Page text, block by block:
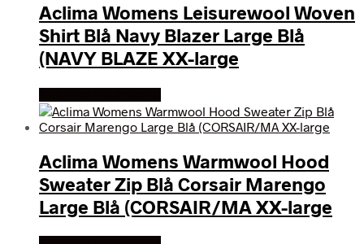
Aclima Womens Leisurewool Woven
Shirt Blå Navy Blazer Large Blå
(NAVY BLAZE XX-large
Aclima Womens Warmwool Hood
Sweater Zip Blå Corsair Marengo
Large Blå (CORSAIR/MA XX-large